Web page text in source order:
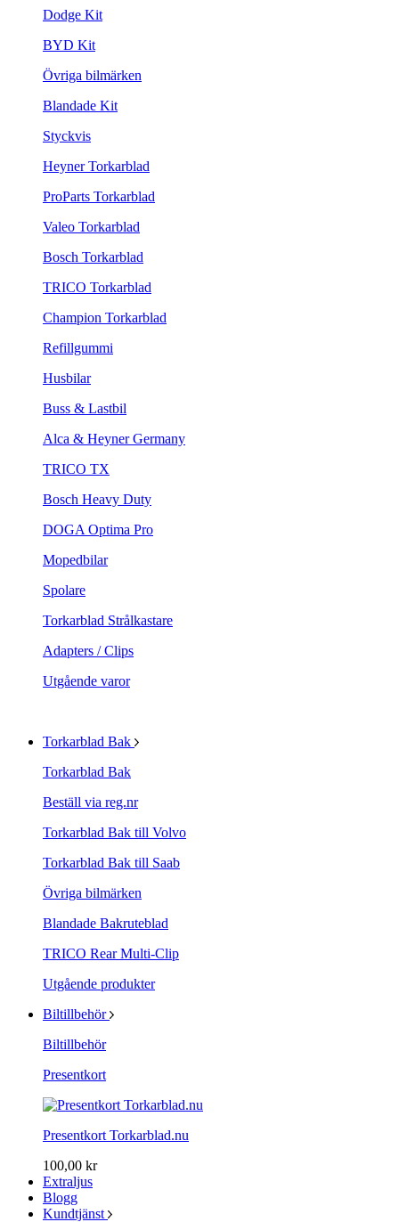
Dodge Kit
BYD Kit
Övriga bilmärken
Blandade Kit
Styckvis
Heyner Torkarblad
ProParts Torkarblad
Valeo Torkarblad
Bosch Torkarblad
TRICO Torkarblad
Champion Torkarblad
Refillgummi
Husbilar
Buss & Lastbil
Alca & Heyner Germany
TRICO TX
Bosch Heavy Duty
DOGA Optima Pro
Mopedbilar
Spolare
Torkarblad Strålkastare
Adapters / Clips
Utgående varor
Torkarblad Bak
Torkarblad Bak
Beställ via reg.nr
Torkarblad Bak till Volvo
Torkarblad Bak till Saab
Övriga bilmärken
Blandade Bakruteblad
TRICO Rear Multi-Clip
Utgående produkter
Biltillbehör
Biltillbehör
Presentkort
Presentkort Torkarblad.nu
100,00 kr
Extraljus
Blogg
Kundtjänst